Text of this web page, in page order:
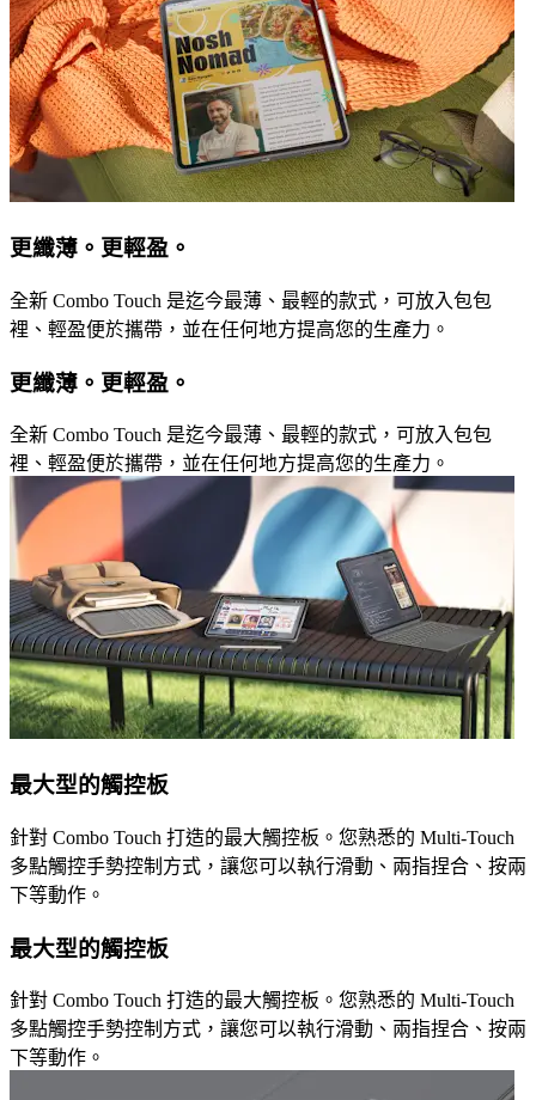
更纖薄。更輕盈。
全新 Combo Touch 是迄今最薄、最輕的款式，可放入包包
裡、輕盈便於攜帶，並在任何地方提高您的生產力。
更纖薄。更輕盈。
全新 Combo Touch 是迄今最薄、最輕的款式，可放入包包
裡、輕盈便於攜帶，並在任何地方提高您的生產力。
最大型的觸控板
針對 Combo Touch 打造的最大觸控板。您熟悉的 Multi-Touch
多點觸控手勢控制方式，讓您可以執行滑動、兩指捏合、按兩
下等動作。
最大型的觸控板
針對 Combo Touch 打造的最大觸控板。您熟悉的 Multi-Touch
多點觸控手勢控制方式，讓您可以執行滑動、兩指捏合、按兩
下等動作。